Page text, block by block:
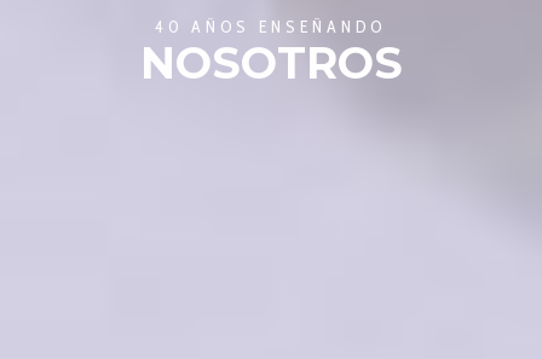
40 AÑOS ENSEÑANDO
NOSOTROS